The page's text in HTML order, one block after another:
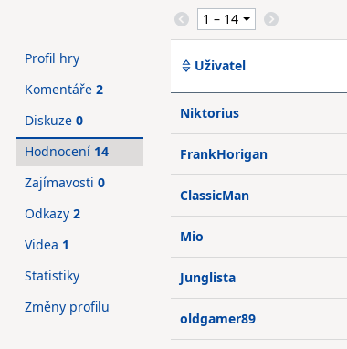
Uživatel
Niktorius
FrankHorigan
ClassicMan
Mio
Junglista
oldgamer89
Profil hry
Komentáře 2
Diskuze 0
Hodnocení 14
Zajímavosti 0
Odkazy 2
Videa 1
Statistiky
Změny profilu